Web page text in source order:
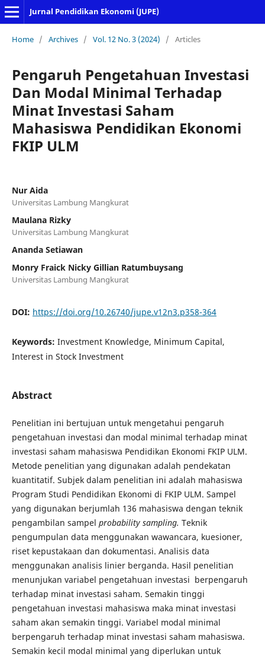
Jurnal Pendidikan Ekonomi (JUPE)
Home / Archives / Vol. 12 No. 3 (2024) / Articles
Pengaruh Pengetahuan Investasi
Dan Modal Minimal Terhadap
Minat Investasi Saham
Mahasiswa Pendidikan Ekonomi
FKIP ULM
Nur Aida
Universitas Lambung Mangkurat
Maulana Rizky
Universitas Lambung Mangkurat
Ananda Setiawan
Monry Fraick Nicky Gillian Ratumbuysang
Universitas Lambung Mangkurat
DOI: https://doi.org/10.26740/jupe.v12n3.p358-364
Keywords: Investment Knowledge, Minimum Capital,
Interest in Stock Investment
Abstract
Penelitian ini bertujuan untuk mengetahui pengaruh
pengetahuan investasi dan modal minimal terhadap minat
investasi saham mahasiswa Pendidikan Ekonomi FKIP ULM.
Metode penelitian yang digunakan adalah pendekatan
kuantitatif. Subjek dalam penelitian ini adalah mahasiswa
Program Studi Pendidikan Ekonomi di FKIP ULM. Sampel
yang digunakan berjumlah 136 mahasiswa dengan teknik
pengambilan sampel probability sampling. Teknik
pengumpulan data menggunakan wawancara, kuesioner,
riset kepustakaan dan dokumentasi. Analisis data
menggunakan analisis linier berganda. Hasil penelitian
menunjukan variabel pengetahuan investasi berpengaruh
terhadap minat investasi saham. Semakin tinggi
pengetahuan investasi mahasiswa maka minat investasi
saham akan semakin tinggi. Variabel modal minimal
berpengaruh terhadap minat investasi saham mahasiswa.
Semakin kecil modal minimal yang diperlukan untuk